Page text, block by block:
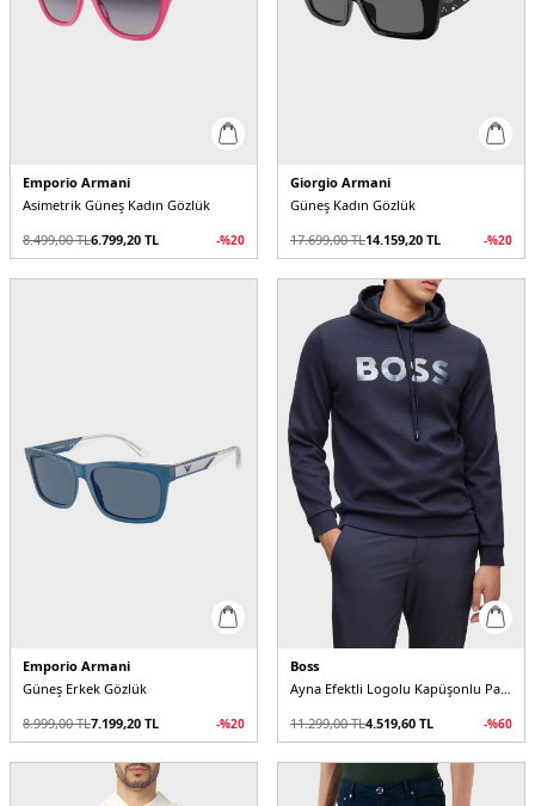
Emporio Armani
Asimetrik Güneş Kadın Gözlük
8.499,00TL6.799,20 TL -%20
Giorgio Armani
Güneş Kadın Gözlük
17.699,00TL14.159,20 TL -%20
Emporio Armani
Güneş Erkek Gözlük
8.999,00TL7.199,20 TL -%20
Boss
Ayna Efektli Logolu Kapüşonlu Pamuklu Relaxed Fit Erkek Sweat
11.299,00TL4.519,60 TL -%60